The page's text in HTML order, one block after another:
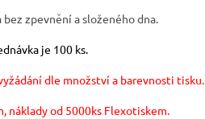
zpevnění a složeného dna.
je 100 ks.
dle množství a barevnosti tisku.
náklady od 5000ks Flexotiskem.